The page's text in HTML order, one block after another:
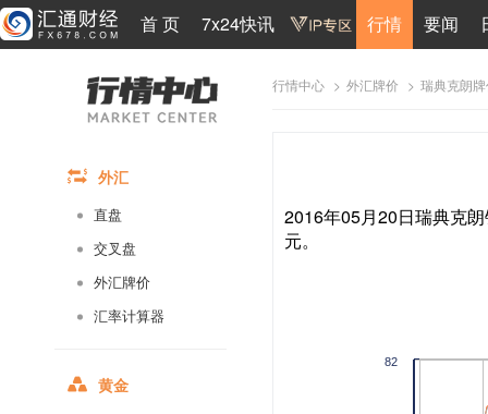
首 页 7x24快讯 行情 要闻
外汇
直盘
交叉盘
外汇牌价
汇率计算器
黄金
行情中心 > 外汇牌价 > 瑞典克朗
2016年05月20日瑞典克
元。
82